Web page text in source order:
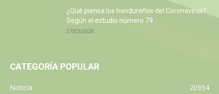
¿Qué piensa los hondureños del Coronavirus?
Según el estudio número 79...
27/03/2020
CATEGORÍA POPULAR
Noticia
20954